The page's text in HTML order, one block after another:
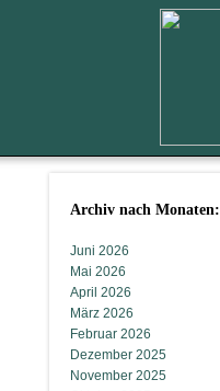
Archiv nach Monaten:
Juni 2026
Mai 2026
April 2026
März 2026
Februar 2026
Dezember 2025
November 2025